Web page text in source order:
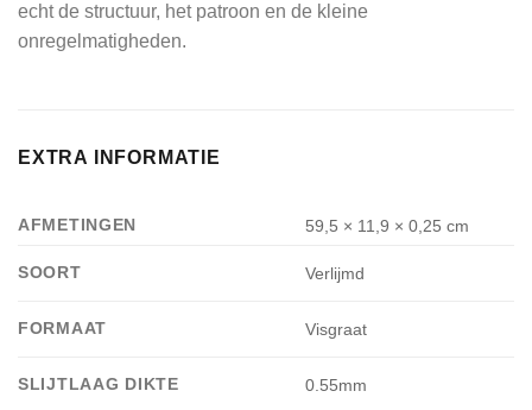
echt de structuur, het patroon en de kleine
onregelmatigheden.
EXTRA INFORMATIE
AFMETINGEN 59,5 × 11,9 × 0,25 cm
SOORT Verlijmd
FORMAAT Visgraat
SLIJTLAAG DIKTE 0.55mm